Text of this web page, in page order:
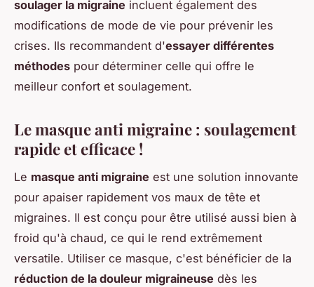
soulager la migraine incluent également des
modifications de mode de vie pour prévenir les
crises. Ils recommandent d'essayer différentes
méthodes pour déterminer celle qui offre le
meilleur confort et soulagement.
Le masque anti migraine : soulagement
rapide et efficace !
Le masque anti migraine est une solution innovante
pour apaiser rapidement vos maux de tête et
migraines. Il est conçu pour être utilisé aussi bien à
froid qu'à chaud, ce qui le rend extrêmement
versatile. Utiliser ce masque, c'est bénéficier de la
réduction de la douleur migraineuse dès les